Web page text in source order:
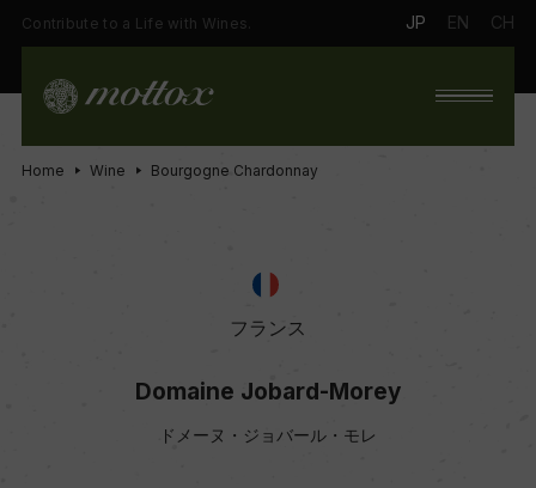
Contribute to a Life with Wines. JP EN CH
Home Wine Bourgogne Chardonnay
フランス
Domaine Jobard-Morey
ドメーヌ・ジョバール・モレ